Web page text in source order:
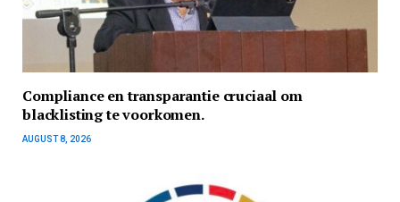
Compliance en transparantie cruciaal om
blacklisting te voorkomen.
AUGUST 8, 2026